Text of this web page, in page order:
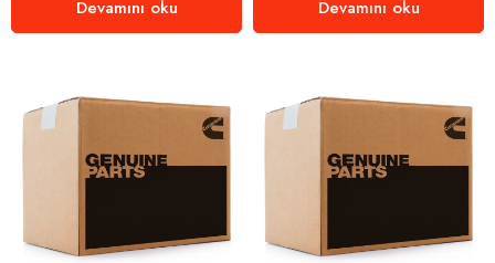
Devamını oku
Devamını oku